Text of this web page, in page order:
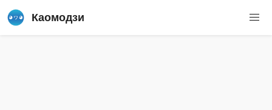
Каомодзи